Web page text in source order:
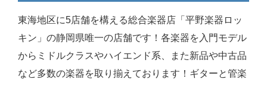
東海地区に5店舗を構える総合楽器店「平野楽器ロッ
キン」の静岡県唯一の店舗です！各楽器を入門モデル
からミドルクラスやハイエンド系、また新品や中古品
など多数の楽器を取り揃えております！ギターと管楽